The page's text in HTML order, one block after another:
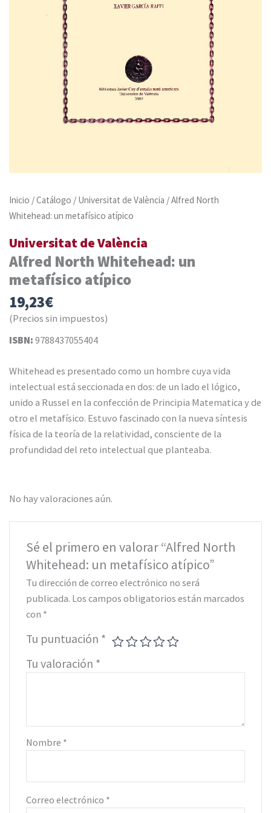
Inicio /Catálogo / Universitat de València / Alfred North
Whitehead: un metafísico atípico
Universitat de València
Alfred North Whitehead: un
metafísico atípico
19,23€
(Precios sin impuestos)
ISBN: 9788437055404
Whitehead es presentado como un hombre cuya vida
intelectual está seccionada en dos: de un lado el lógico,
unido a Russel en la confección de Principia Matematica y de
otro el metafísico. Estuvo fascinado con la nueva síntesis
física de la teoría de la relatividad, consciente de la
profundidad del reto intelectual que planteaba.
No hay valoraciones aún.
Sé el primero en valorar “Alfred North
Whitehead: un metafísico atípico”
Tu dirección de correo electrónico no será
publicada. Los campos obligatorios están marcados
con *
Tu puntuación *
Tu valoración *
Nombre *
Correo electrónico *